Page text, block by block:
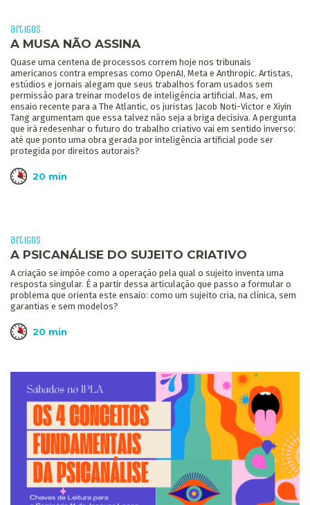
artigos
A MUSA NÃO ASSINA
Quase uma centena de processos correm hoje nos tribunais
americanos contra empresas como OpenAI, Meta e Anthropic. Artistas,
estúdios e jornais alegam que seus trabalhos foram usados sem
permissão para treinar modelos de inteligência artificial. Mas, em
ensaio recente para a The Atlantic, os juristas Jacob Noti-Victor e Xiyin
Tang argumentam que essa talvez não seja a briga decisiva. A pergunta
que irá redesenhar o futuro do trabalho criativo vai em sentido inverso:
até que ponto uma obra gerada por inteligência artificial pode ser
protegida por direitos autorais?
20 min
artigos
A PSICANÁLISE DO SUJEITO CRIATIVO
A criação se impõe como a operação pela qual o sujeito inventa uma
resposta singular. É a partir dessa articulação que passo a formular o
problema que orienta este ensaio: como um sujeito cria, na clínica, sem
garantias e sem modelos?
20 min